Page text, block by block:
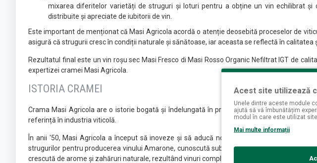
mixarea diferitelor varietăți de struguri și loturi pentru a obține un vin echilibrat
distribuite și apreciate de iubitorii de vin.
Este important de menționat că Masi Agricola acordă o atenție deosebită proceselor de
asigură că strugurii cresc în condiții naturale și sănătoase, iar aceasta se reflectă în calitatea
Rezultatul final este un vin roșu sec Masi Fresco di Masi Rosso Organic Nefiltrat IGT de
expertizei cramei Masi Agricola.
ISTORIA CRAMEI
Crama Masi Agricola are o istorie bogată și îndelungată în producția de vinuri de calitate
referință în industria viticolă.
În anii '50, Masi Agricola a început să inoveze și să aducă noi metode și tehnici în
strugurilor pentru producerea vinului Amarone, cunoscută sub numele de
crescută de arome și zahăruri naturale, rezultând vinuri complexe, puternice și expresive.
Acest site utilizează
Unele dintre aceste module
ajută să vă îmbunătățim
modul în care este utilizat site-
Mai multe informații